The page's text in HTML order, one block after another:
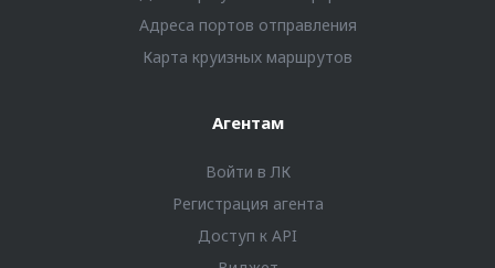
Адреса портов отправления
Карта круизных маршрутов
Агентам
Войти в ЛК
Регистрация агента
Доступ к API